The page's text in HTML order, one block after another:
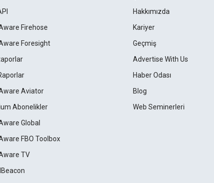
Firehose
Foresight
Aviator
Abonelikler
Global
FBO Toolbox
TV
Hakkımızda
Kariyer
Geçmiş
Advertise With Us
Haber Odası
Blog
Web Seminerleri